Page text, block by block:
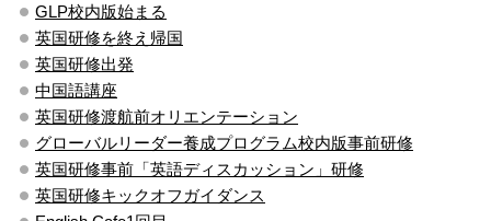
GLP校内版始まる
英国研修を終え帰国
英国研修出発
中国語講座
英国研修渡航前オリエンテーション
グローバルリーダー養成プログラム校内版事前研修
英国研修事前「英語ディスカッション」研修
英国研修キックオフガイダンス